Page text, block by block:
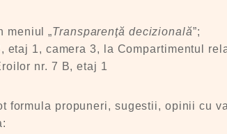
meniul „Transparenţă decizională”;
1, camera 3, la Compartimentul
nr. 7 B, etaj 1
formula propuneri, sugestii, opinii cu